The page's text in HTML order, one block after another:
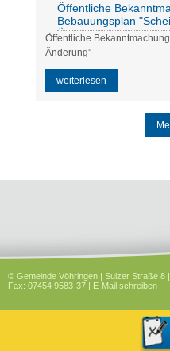
Öffentliche
Bebauungsplan
Änderung" -
Öffentliche
Änderung”
weiterlesen
© Gemeinde Vöhringen | Sulzer Straße 8
Fax: 07454 9583-37 |
E-Mail schreiben